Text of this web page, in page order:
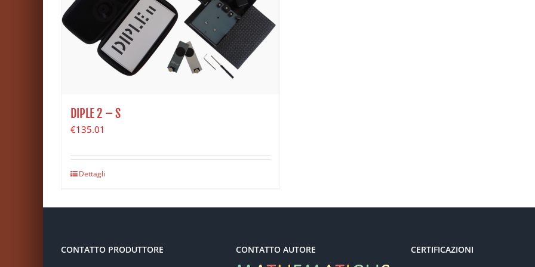
DIPLE 2 – S
€135.01
Dettagli
CONTATTO PRODUTTORE CONTATTO AUTORE CERTIFICAZIONI